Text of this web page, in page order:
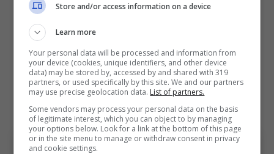
contro il Napoli. Si pensa a un ritorno contro
Atalanta
dipenderà dall’evoluzione del dolore e dal
periodo necessario per assorbire il
versamento. SaràHolma sostituireCalabria
sulla corsia di destra.
Store and/or access information on a device
Learn more
Your personal data will be processed and information from
your device (cookies, unique identifiers, and other device
data) may be stored by, accessed by and shared with 319
partners, or used specifically by this site. We and our partners
may use precise geolocation data. List of partners.
Some vendors may process your personal data on the basis
of legitimate interest, which you can object to by managing
your options below. Look for a link at the bottom of this page
or in the site menu to manage or withdraw consent in privacy
and cookie settings.